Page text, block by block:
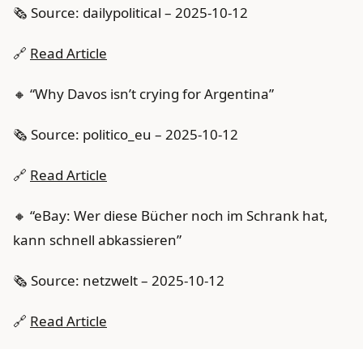
🗞️ Source: dailypolitical – 2025-10-12
🔗 Read Article
🔸 “Why Davos isn’t crying for Argentina”
🗞️ Source: politico_eu – 2025-10-12
🔗 Read Article
🔸 “eBay: Wer diese Bücher noch im Schrank hat,
kann schnell abkassieren”
🗞️ Source: netzwelt – 2025-10-12
🔗 Read Article